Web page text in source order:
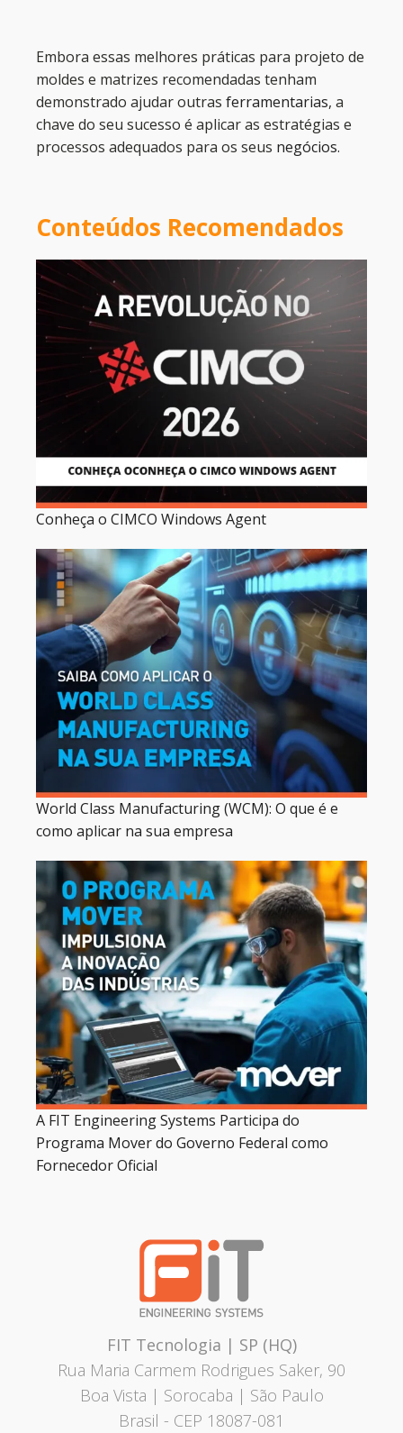
Embora essas melhores práticas para projeto de
moldes e matrizes recomendadas tenham
demonstrado ajudar outras ferramentarias, a
chave do seu sucesso é aplicar as estratégias e
processos adequados para os seus negócios.
Conteúdos Recomendados
Conheça o CIMCO Windows Agent
World Class Manufacturing (WCM): O que é e
como aplicar na sua empresa
A FIT Engineering Systems Participa do
Programa Mover do Governo Federal como
Fornecedor Oficial
FIT Tecnologia | SP (HQ)
Rua Maria Carmem Rodrigues Saker, 90
Boa Vista | Sorocaba | São Paulo
Brasil - CEP 18087-081